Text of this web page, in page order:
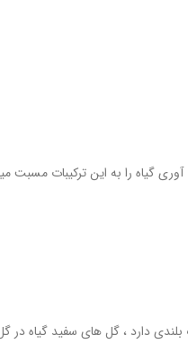
گیاه را به این ترکیبات مسبت